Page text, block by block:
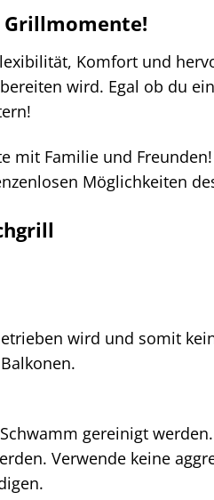
Grillmomente!
Komfort und
wird. Egal ob du
mit Familie und
Möglichkeiten
wird und somit
gereinigt
Verwende keine